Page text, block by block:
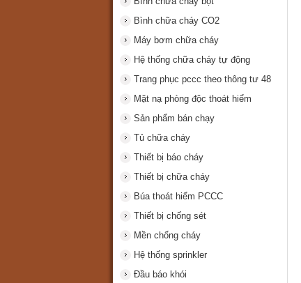
Bình chữa cháy CO2
Máy bơm chữa cháy
Hệ thống chữa cháy tự động
Trang phục pccc theo thông tư 48
Mặt nạ phòng độc thoát hiểm
Sản phẩm bán chạy
Tủ chữa cháy
Thiết bị báo cháy
Thiết bị chữa cháy
Búa thoát hiểm PCCC
Thiết bị chống sét
Mền chống cháy
Hệ thống sprinkler
Đầu báo khói